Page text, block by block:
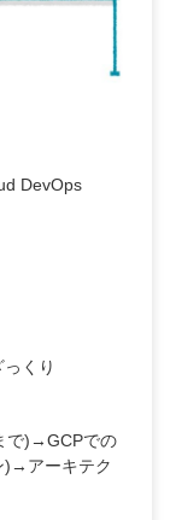
DevOps
くり
で)→GCPでの
)→アーキテク